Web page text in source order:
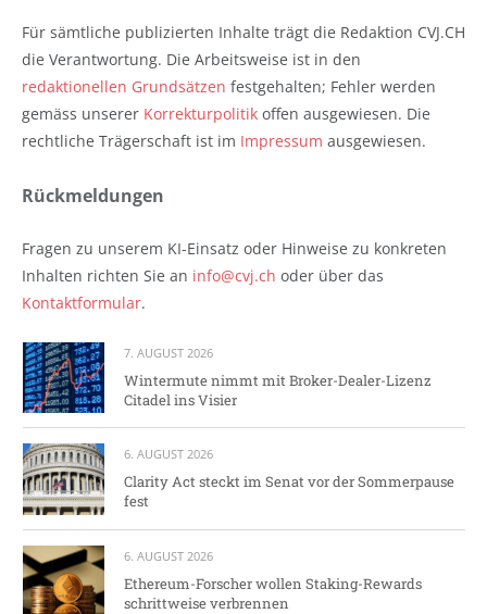
Für sämtliche publizierten Inhalte trägt die Redaktion CVJ.CH
die Verantwortung. Die Arbeitsweise ist in den
redaktionellen Grundsätzen festgehalten; Fehler werden
gemäss unserer Korrekturpolitik offen ausgewiesen. Die
rechtliche Trägerschaft ist im Impressum ausgewiesen.
Rückmeldungen
Fragen zu unserem KI-Einsatz oder Hinweise zu konkreten
Inhalten richten Sie an info@cvj.ch oder über das
Kontaktformular.
7. AUGUST 2026
Wintermute nimmt mit Broker-Dealer-Lizenz
Citadel ins Visier
6. AUGUST 2026
Clarity Act steckt im Senat vor der Sommerpause
fest
6. AUGUST 2026
Ethereum-Forscher wollen Staking-Rewards
schrittweise verbrennen